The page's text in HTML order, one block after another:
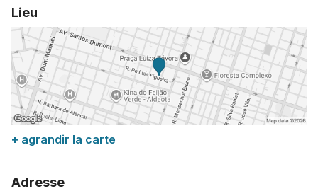
Lieu
+ agrandir la carte
Adresse